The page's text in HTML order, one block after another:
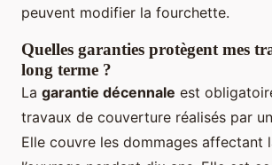
peuvent modifier la fourchette.
Quelles garanties protègent mes
long terme ?
La garantie décennale est
travaux de couverture réalisés par
Elle couvre les dommages affectant